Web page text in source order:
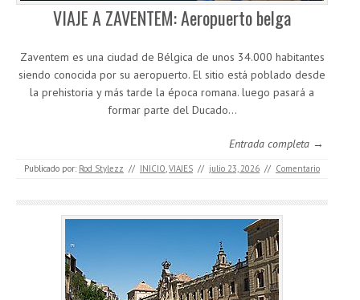
VIAJE A ZAVENTEM: Aeropuerto belga
Zaventem es una ciudad de Bélgica de unos 34.000 habitantes
siendo conocida por su aeropuerto. El sitio está poblado desde
la prehistoria y más tarde la época romana. luego pasará a
formar parte del Ducado…
Entrada completa →
Publicado por: Rod Stylezz // INICIO,VIAJES // julio 23, 2026 // Comentario